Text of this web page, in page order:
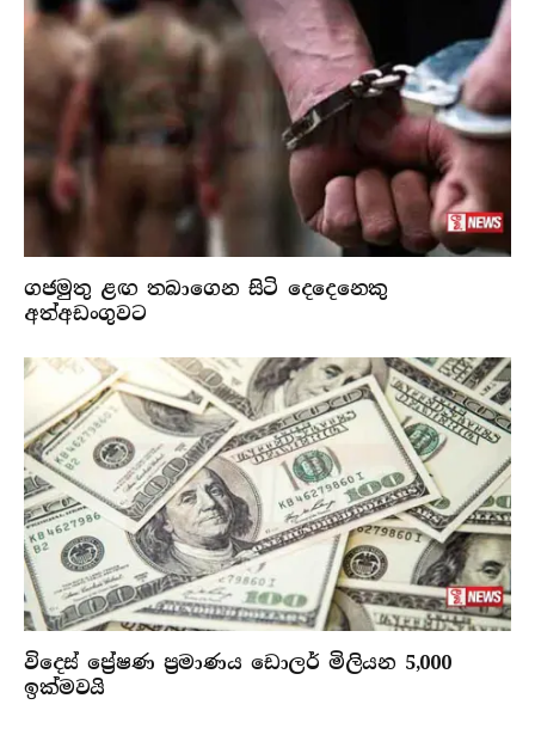
ගජමුතු ළඟ තබාගෙන සිටි දෙදෙනෙකු
අත්අඩංගුවට
විදෙස් ප්‍රේෂණ ප්‍රමාණය ඩොලර් මිලියන 5,000
ඉක්මවයි